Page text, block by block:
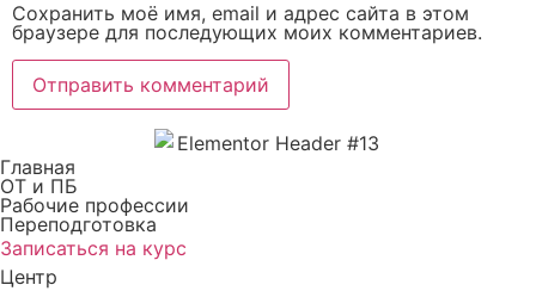
Сохранить моё имя, email и адрес сайта в этом
браузере для последующих моих комментариев.
Главная​
ОТ и ПБ
Рабочие профессии
Переподготовка
Записаться на курс
Центр